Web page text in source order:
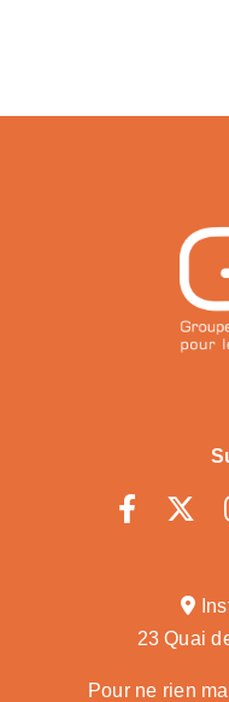
23 Quai
Pour ne rien